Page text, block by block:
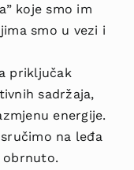
koje smo im
smo u vezi i
priključak
sadržaja,
energije.
na leđa
obrnuto.